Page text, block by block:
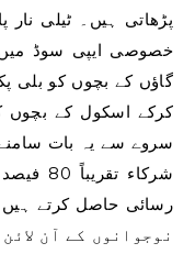
پڑھاتی ہیں۔ ٹیلی
خصوصی ایپی سوڈ
گاؤں کے بچوں کو بلی
کرکے اسکول کے بچوں
سروے سے یہ بات
شرکاء
نوجوانوں کے آن